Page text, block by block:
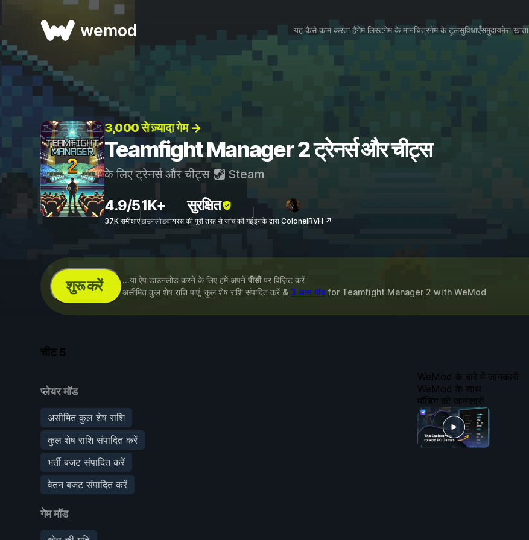
wemod यह कैसे काम करता हैगेम लिस्टगेम के मानचित्रगेम के टूलसुविधाएँसमुदायमेरा खाता
3,000 से ज़्यादा गेम →
Teamfight Manager 2 ट्रेनर्स और चीट्स
के लिए ट्रेनर्स और चीट्स Steam
4.9/5
37K समीक्षाएं
1K+
डाउनलोड
सुरक्षित
वायरस की पूरी तरह से जांच की गईइनके द्वारा ColonelRVH ↗
शुरू करें ...या ऐप डाउनलोड करने के लिए हमें अपनेपीसीपर विज़िट करें
असीमित कुल शेष राशि पाएं, कुल शेष राशि संपादित करें & 3 अन्य मॉडfor Teamfight Manager 2 with WeMod
चीट 5
प्लेयर मॉड
असीमित कुल शेष राशि
कुल शेष राशि संपादित करें
भर्ती बजट संपादित करें
वेतन बजट संपादित करें
गेम मॉड
WeMod के बारे में जानकारी
WeMod के साथ
मॉडिंग की जानकारी